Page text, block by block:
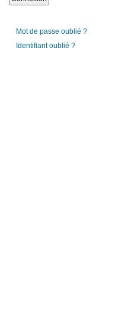
Mot de passe oublié ?
Identifiant oublié ?